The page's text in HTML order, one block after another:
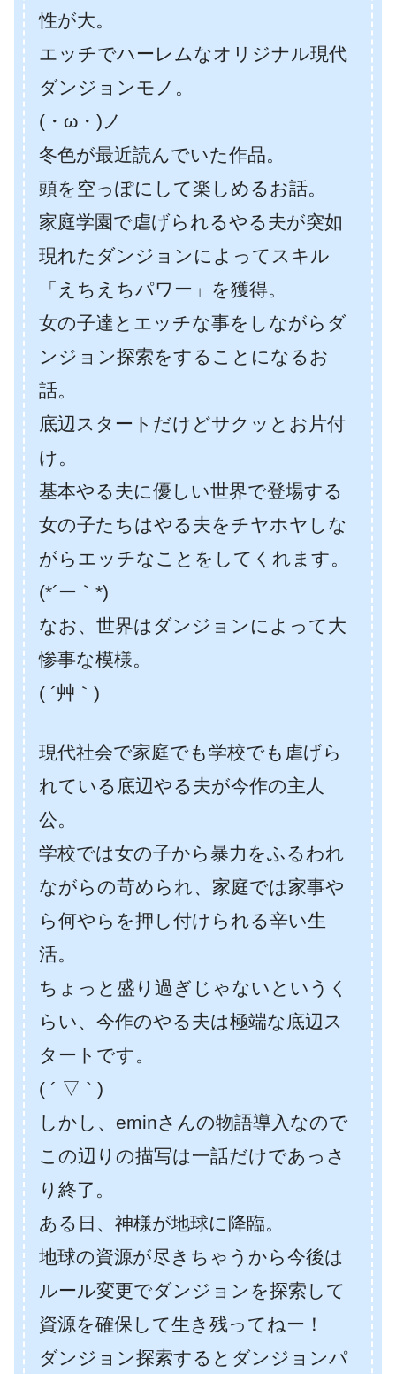
性が大。
エッチでハーレムなオリジナル現代
ダンジョンモノ。
(・ω・)ノ
冬色が最近読んでいた作品。
頭を空っぽにして楽しめるお話。
家庭学園で虐げられるやる夫が突如
現れたダンジョンによってスキル
「えちえちパワー」を獲得。
女の子達とエッチな事をしながらダ
ンジョン探索をすることになるお
話。
底辺スタートだけどサクッとお片付
け。
基本やる夫に優しい世界で登場する
女の子たちはやる夫をチヤホヤしな
がらエッチなことをしてくれます。
(*´ー｀*)
なお、世界はダンジョンによって大
惨事な模様。
( ´艸｀)
現代社会で家庭でも学校でも虐げら
れている底辺やる夫が今作の主人
公。
学校では女の子から暴力をふるわれ
ながらの苛められ、家庭では家事や
ら何やらを押し付けられる辛い生
活。
ちょっと盛り過ぎじゃないというく
らい、今作のやる夫は極端な底辺ス
タートです。
( ´ ▽ ` )
しかし、eminさんの物語導入なので
この辺りの描写は一話だけであっさ
り終了。
ある日、神様が地球に降臨。
地球の資源が尽きちゃうから今後は
ルール変更でダンジョンを探索して
資源を確保して生き残ってねー！
ダンジョン探索するとダンジョンパ